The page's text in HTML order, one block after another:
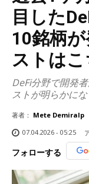
目した
10銘柄
ストはこ
DeFi分野で開発
ストが明らかにな
著者： Mete Demiralp
07.04.2026 - 05:25
フォローする